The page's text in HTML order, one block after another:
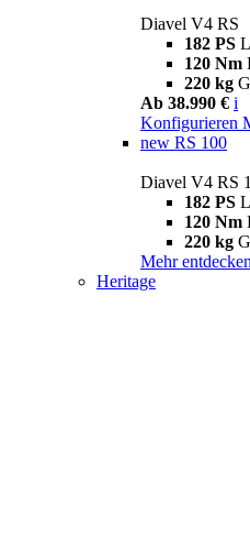
Diavel V4 RS
182 PS
120 Nm
220 kg
Ab 38.990 € i
Konfigurieren
new RS 100
Diavel V4 RS
182 PS
120 Nm
220 kg
Mehr entdecken
Heritage